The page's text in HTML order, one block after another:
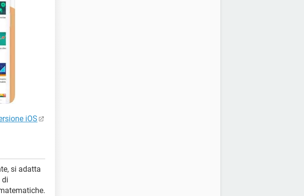
iOS
si adatta
di